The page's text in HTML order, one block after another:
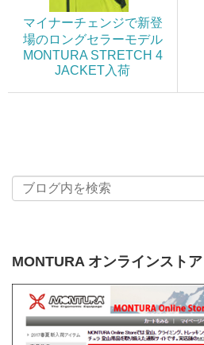
マイナーチェンジで新登
場のロングセラーモデル
MONTURA STRETCH 4
JACKET入荷
MONTURA オンラインストア